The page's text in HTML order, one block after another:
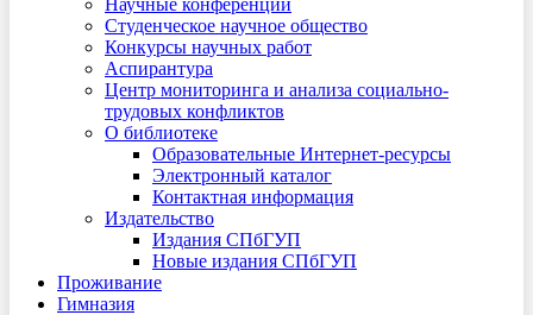
Научные конференции
Студенческое научное общество
Конкурсы научных работ
Аспирантура
Центр мониторинга и анализа социально-
трудовых конфликтов
О библиотеке
Образовательные Интернет-ресурсы
Электронный каталог
Контактная информация
Издательство
Издания СПбГУП
Новые издания СПбГУП
Проживание
Гимназия